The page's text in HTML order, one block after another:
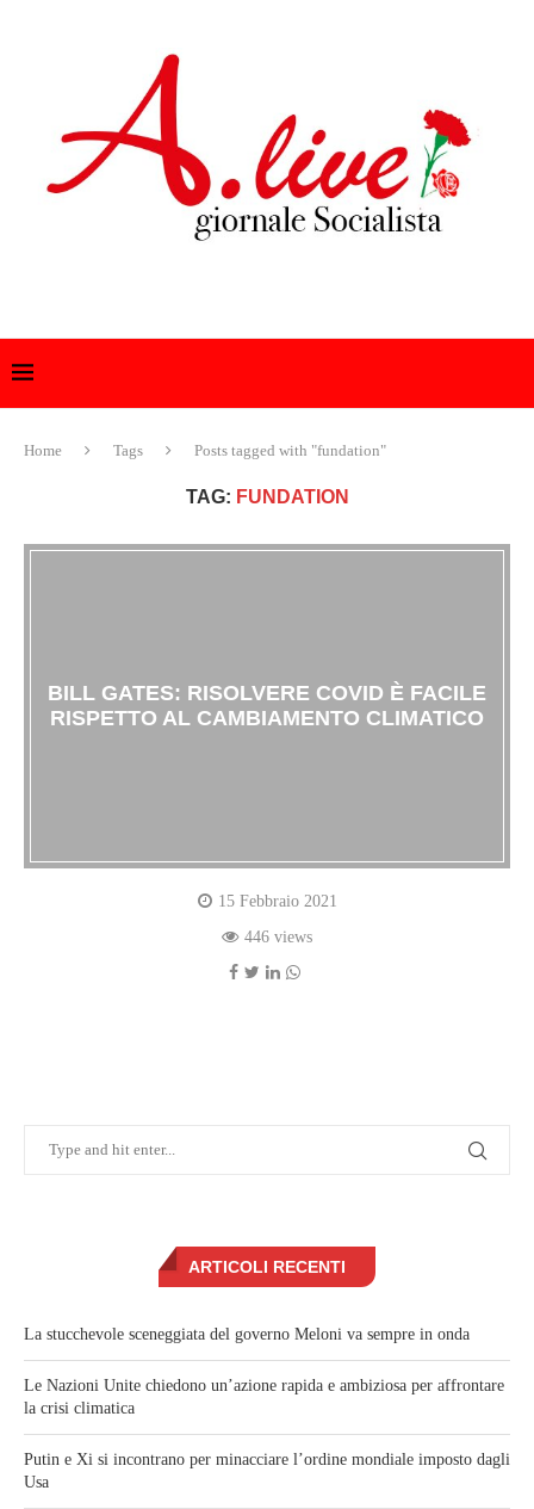
Home Tags Posts tagged with "fundation"
TAG: FUNDATION
BILL GATES: RISOLVERE COVID È FACILE
RISPETTO AL CAMBIAMENTO CLIMATICO
15 Febbraio 2021
446 views
ARTICOLI RECENTI
La stucchevole sceneggiata del governo Meloni va sempre in onda
Le Nazioni Unite chiedono un’azione rapida e ambiziosa per affrontare
la crisi climatica
Putin e Xi si incontrano per minacciare l’ordine mondiale imposto dagli
Usa